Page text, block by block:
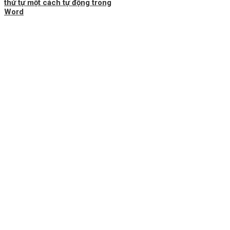
thứ tự một cách tự động trong
Word